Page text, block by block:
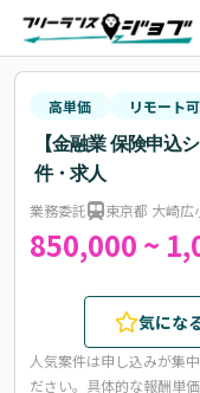
高単価 リモート可
【金融業 保険申込
件・求人
業務委託 東京都 大崎広
850,000 ~
気にな
人気案件は申し込みが集
ださい。 具体的な報酬単